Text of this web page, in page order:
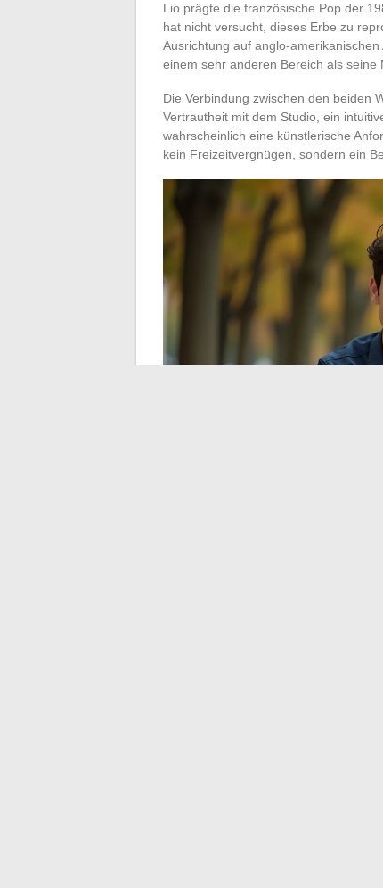
Lio prägte die französische Pop der
hat nicht versucht, dieses Erbe zu
Ausrichtung auf anglo-
einem sehr anderen Bereich als seine
Die Verbindung zwischen den beiden
Vertrautheit mit dem Studio, ein
wahrscheinlich eine künstlerische
kein Freizeitvergnügen, sondern ein